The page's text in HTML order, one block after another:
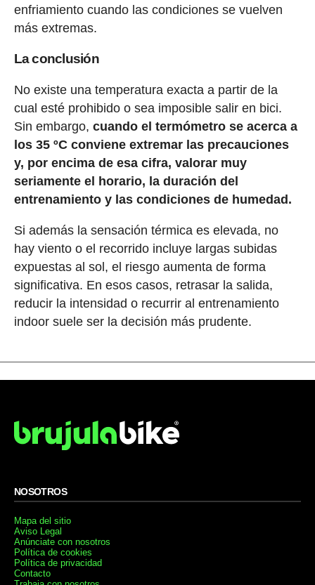
enfriamiento cuando las condiciones se vuelven
más extremas.
La conclusión
No existe una temperatura exacta a partir de la
cual esté prohibido o sea imposible salir en bici.
Sin embargo, cuando el termómetro se acerca a
los 35 ºC conviene extremar las precauciones
y, por encima de esa cifra, valorar muy
seriamente el horario, la duración del
entrenamiento y las condiciones de humedad.
Si además la sensación térmica es elevada, no
hay viento o el recorrido incluye largas subidas
expuestas al sol, el riesgo aumenta de forma
significativa. En esos casos, retrasar la salida,
reducir la intensidad o recurrir al entrenamiento
indoor suele ser la decisión más prudente.
NOSOTROS
Mapa del sitio
Aviso Legal
Anúnciate con nosotros
Política de cookies
Política de privacidad
Contacto